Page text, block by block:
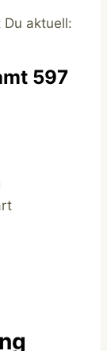
Du aktuell:
597